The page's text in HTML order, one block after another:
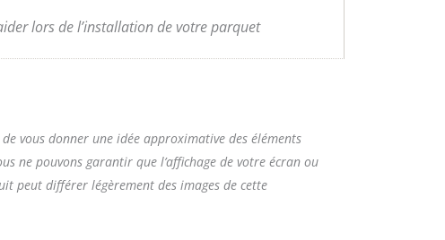
lors de l’installation de votre parquet
vous donner une idée approximative des éléments
ne pouvons garantir que l’affichage de votre écran ou
peut différer légèrement des images de cette